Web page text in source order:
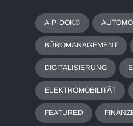
A-P-DOK®
BÜROMANAGEMENT
DIGITALISIERUNG
ELEKTROMOBILITÄT
FEATURED